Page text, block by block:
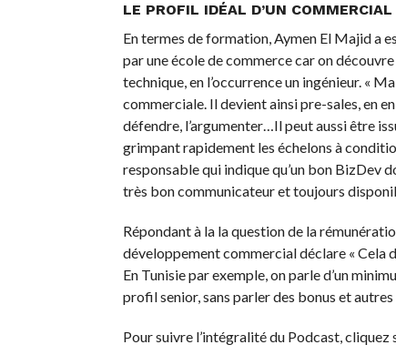
LE PROFIL IDÉAL D’UN COMMERCIAL
En termes de formation, Aymen El Majid a
par une école de commerce car on
technique, en l’occurrence un ingénieur. «
commerciale. Il devient ainsi pre-sales, en
défendre, l’argumenter…Il peut aussi être
grimpant rapidement les échelons à
responsable qui indique qu’un bon BizDev
très bon communicateur et toujours
Répondant à la la question de la
développement commercial déclare « Cela
En Tunisie par exemple, on parle d’un
profil senior, sans parler des bonus et
Pour suivre l’intégralité du Podcast, cliquez